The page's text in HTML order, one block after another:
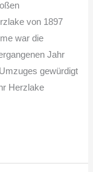
von 1897
war die
Jahr
gewürdigt
Herzlake